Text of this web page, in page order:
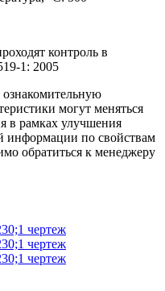
контроль в
1: 2005
ознакомительную
могут меняться
в рамках улучшения
информации по свойствам
обратиться к менеджеру